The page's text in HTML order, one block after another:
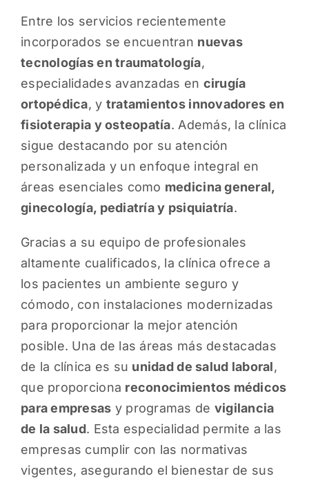
Entre los servicios recientemente
incorporados se encuentran nuevas
tecnologías en traumatología,
especialidades avanzadas en cirugía
ortopédica, y tratamientos innovadores en
fisioterapia y osteopatía. Además, la clínica
sigue destacando por su atención
personalizada y un enfoque integral en
áreas esenciales como medicina general,
ginecología, pediatría y psiquiatría.
Gracias a su equipo de profesionales
altamente cualificados, la clínica ofrece a
los pacientes un ambiente seguro y
cómodo, con instalaciones modernizadas
para proporcionar la mejor atención
posible. Una de las áreas más destacadas
de la clínica es su unidad de salud laboral,
que proporciona reconocimientos médicos
para empresas y programas de vigilancia
de la salud. Esta especialidad permite a las
empresas cumplir con las normativas
vigentes, asegurando el bienestar de sus